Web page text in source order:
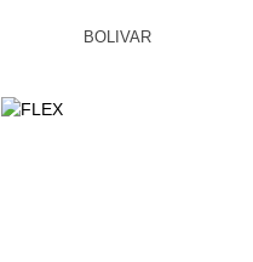
BOLIVAR